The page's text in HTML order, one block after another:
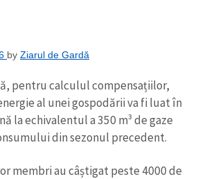
by Ziarul de Gardă
pentru calculul compensațiilor,
al unei gospodării va fi luat în
la echivalentul a 350 m³ de gaze
din sezonul precedent.
membri au câștigat peste 4000 de